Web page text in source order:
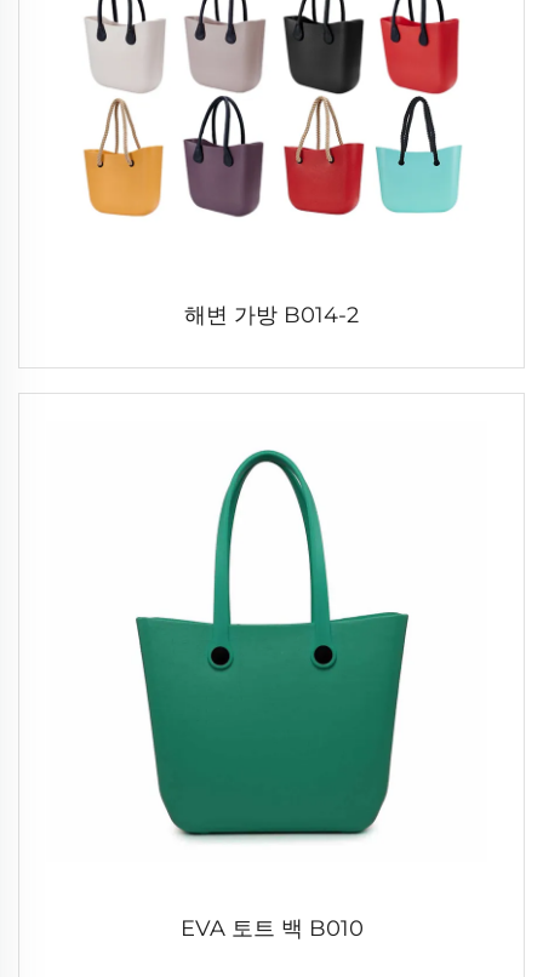
해변 가방 B014-2
EVA 토트 백 B010